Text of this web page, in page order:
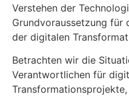
Verstehen der
Grundvoraussetzung für
der digitalen
Betrachten wir die
Verantwortlichen für